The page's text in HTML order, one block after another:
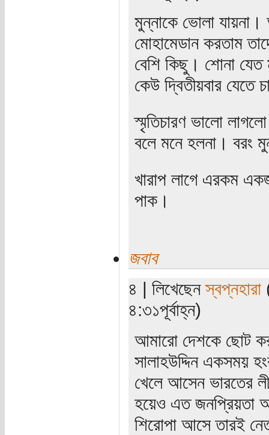
মুন্নাকে ভোলা
মোহামেডান করতাম
বেশি কিছু। শোনা
কেউ দ্বিতীয়বার যেতে
স্মৃতিচারণ ভালো
বলে মনে হলনা। বরং
খারাপ লাগে এরকম
পাক।
জবাব
৪ | লিখেছেনস্বপ্নহারা
৪:৩১পূর্বাহ্ন)
আমারো দেশকে ছোট
সালাহউদ্দিন একসময়
খেলে আসেন ভারতের
হয়েও এত জনপ্রিয়তা
শিরোপা আসে তারই